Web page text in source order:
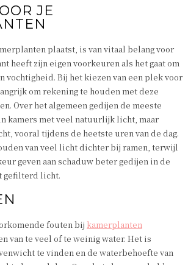
JE
plaatst, is van vitaal belang voor
heeft zijn eigen voorkeuren als het gaat om
vochtigheid. Bij het kiezen van een plek voor
om rekening te houden met deze
Over het algemeen gedijen de meeste
kamers met veel natuurlijk licht, maar
vooral tijdens de heetste uren van de dag.
van veel licht dichter bij ramen, terwijl
geven aan schaduw beter gedijen in de
gefilterd licht.
fouten bij kamerplanten
van te veel of te weinig water. Het is
te vinden en de waterbehoefte van